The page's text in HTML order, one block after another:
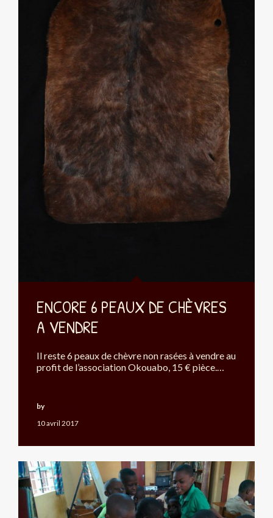
ENCORE 6 PEAUX DE CHÈVRES
A VENDRE
Il reste 6 peaux de chèvre non rasées à vendre au
profit de l’association Okouabo, 15 € pièce.…
10 avril 2017
by